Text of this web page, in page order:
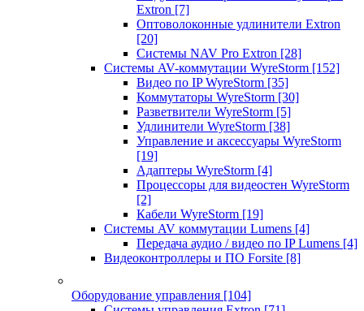
Extron [7]
Оптоволоконные удлинители Extron
[20]
Системы NAV Pro Extron [28]
Системы AV-коммутации WyreStorm [152]
Видео по IP WyreStorm [35]
Коммутаторы WyreStorm [30]
Разветвители WyreStorm [5]
Удлинители WyreStorm [38]
Управление и аксессуары WyreStorm
[19]
Адаптеры WyreStorm [4]
Процессоры для видеостен WyreStorm
[2]
Кабели WyreStorm [19]
Системы AV коммутации Lumens [4]
Передача аудио / видео по IP Lumens [4]
Видеоконтроллеры и ПО Forsite [8]
Оборудование управления [104]